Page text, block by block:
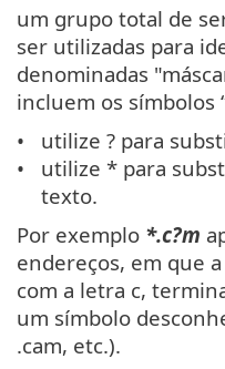
um grupo total de
ser utilizadas para
denominadas
incluem os símbolos
utilize ? para
utilize * para
texto.
Por exemplo *.c?m
endereços, em que
com a letra c,
um símbolo
.cam, etc.).